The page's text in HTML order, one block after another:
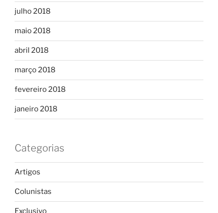
julho 2018
maio 2018
abril 2018
março 2018
fevereiro 2018
janeiro 2018
Categorias
Artigos
Colunistas
Exclusivo